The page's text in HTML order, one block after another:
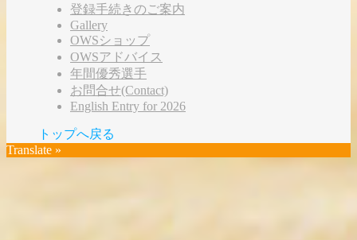
登録手続きのご案内
Gallery
OWSショップ
OWSアドバイス
年間優秀選手
お問合せ(Contact)
English Entry for 2026
トップへ戻る
Translate »